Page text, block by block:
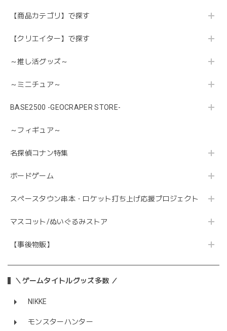
【商品カテゴリ】で探す
【クリエイター】で探す
～推し活グッズ～
～ミニチュア～
BASE2500 -GEOCRAPER STORE-
～フィギュア～
名探偵コナン特集
ボードゲーム
スペースタウン串本・ロケット打ち上げ応援プロジェクト
マスコット/ぬいぐるみストア
【事後物販】
＼ゲームタイトルグッズ多数 ／
NIKKE
モンスターハンター